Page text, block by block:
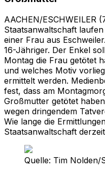
AACHEN/ESCHWEILER
Staatsanwaltschaft
einer Frau aus
16-Jähriger. Der Enkel
Montag die Frau getötet
und welches Motiv
ermittelt werden.
fest, dass am
Großmutter getötet
wegen dringendem
Wie lange die
Staatsanwaltschaft
Quelle: Tim Nolden/